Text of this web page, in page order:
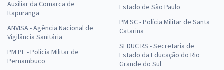
Auxiliar da Comarca de
Itapuranga
ANVISA - Agência Nacional de
Vigilância Sanitária
PM PE - Polícia Militar de
Pernambuco
Estado de São Paulo
PM SC - Polícia Militar de Santa
Catarina
SEDUC RS - Secretaria de
Estado da Educação do Rio
Grande do Sul